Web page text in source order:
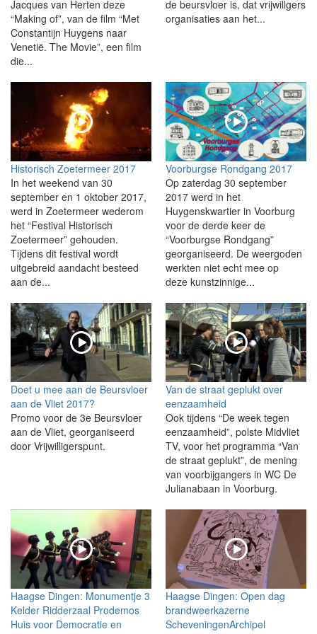
Jacques van Herten deze
“Making of”, van de film “Met
Constantijn Huygens naar
Venetië. The Movie”, een film
die...
de beursvloer is, dat vrijwillgers
organisaties aan het...
Historisch Zoetermeer 2017
In het weekend van 30
september en 1 oktober 2017,
werd in Zoetermeer wederom
het “Festival Historisch
Zoetermeer” gehouden.
Tijdens dit festival wordt
uitgebreid aandacht besteed
aan de...
Voorburgse Rondgang 2017
Op zaterdag 30 september
2017 werd in het
Huygenskwartier in Voorburg
voor de derde keer de
“Voorburgse Rondgang”
georganiseerd. De weergoden
werkten niet echt mee op
deze kunstzinnige...
Doet u mee aan de Beursvloer
aan de Vliet 2017?
Promo voor de 3e Beursvloer
aan de Vliet, georganiseerd
door Vrijwilligerspunt.
Van de straat geplukt over
eenzaamheid
Ook tijdens “De week tegen
eenzaamheid”, polste Midvliet
TV, voor het programma “Van
de straat geplukt”, de mening
van voorbijgangers in WC De
Julianabaan in Voorburg.
Haagse Dingen: Monumentje 3
Kelder Ridderzaal Prodemos
Huis voor Democratie en
Haagse Dingen: Open dag
brandweerkazerne
ScheveningenArchipel